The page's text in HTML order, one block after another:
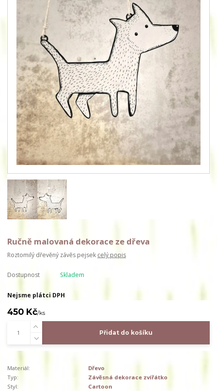
Ručně malovaná dekorace ze dřeva
Roztomilý dřevěný závěs pejsek celý popis
Dostupnost Skladem
Nejsme plátci DPH
450 Kč/ks
Přidat do košíku
Materiál:
Dřevo
Typ:
Závěsná dekorace zvířátko
Styl:
Cartoon